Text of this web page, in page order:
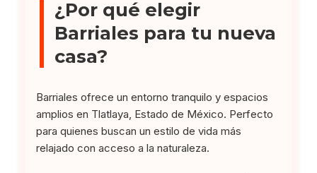
¿Por qué elegir
Barriales para tu nueva
casa?
Barriales ofrece un entorno tranquilo y espacios
amplios en Tlatlaya, Estado de México. Perfecto
para quienes buscan un estilo de vida más
relajado con acceso a la naturaleza.